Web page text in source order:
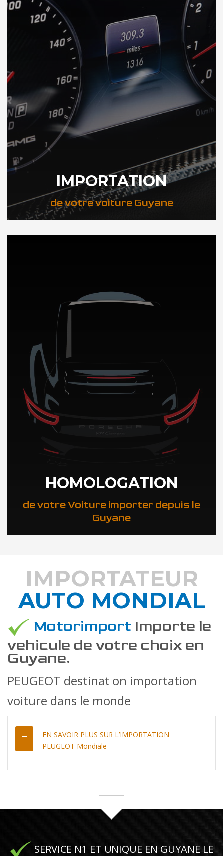
IMPORTATION
de votre voiture Guyane
DÉCOUVREZ NOTRE IMPORTATION AUTO en Guyane
HOMOLOGATION
de votre Voiture importer depuis le
Guyane
DÉCOUVREZ COMMENT
IMPORTATEUR
AUTO MONDIAL
Motorimport Importe le
vehicule de votre choix en
Guyane.
PEUGEOT destination importation
voiture dans le monde
EN SAVOIR PLUS SUR L’IMPORTATION
PEUGEOT Mondiale
SERVICE N1 ET UNIQUE EN GUYANE LE